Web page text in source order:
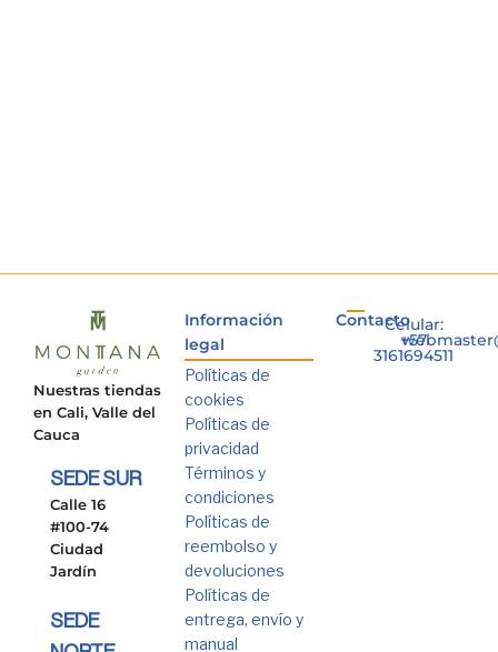
Nuestras tiendas
en Cali, Valle del
Cauca
SEDE SUR
Calle 16
#100-74
Ciudad
Jardín
SEDE
Información
legal
Políticas de
cookies
Políticas de
privacidad
Términos y
condiciones
Políticas de
reembolso y
devoluciones
Políticas de
entrega, envío y
manual
ContactoCelular:
+57
3161694511